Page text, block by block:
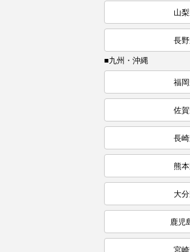
山
長
■九州・沖縄
福
佐
長
熊
大
鹿児
宮